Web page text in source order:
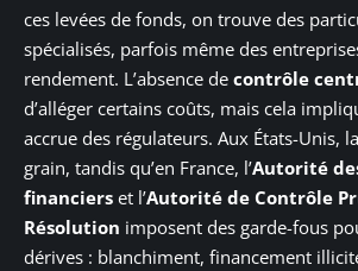
ces levées de fonds, on trouve des
spécialisés, parfois même des
rendement. L’absence de contrôle
d’alléger certains coûts, mais cela
accrue des régulateurs. Aux États-Unis, la
grain, tandis qu’en France, l’Autorité
financiers et l’Autorité de Contrôle
Résolution imposent des garde-fous
dérives : blanchiment, financement